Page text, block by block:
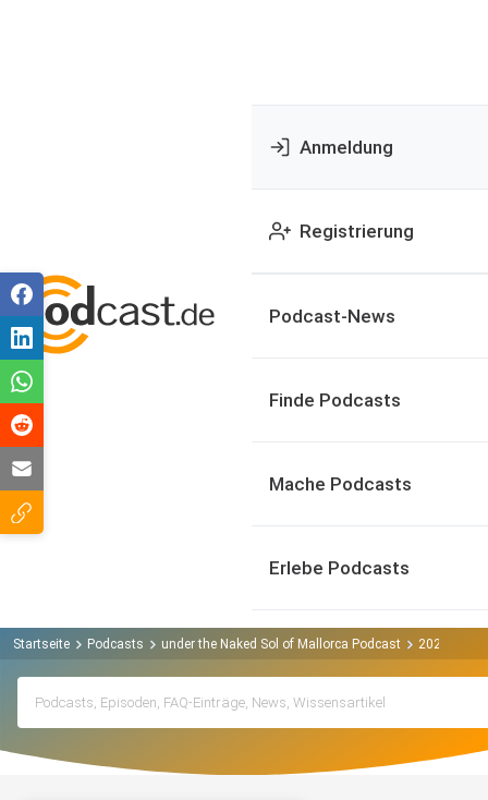
Anmeldung
Registrierung
Podcast-News
Finde Podcasts
Mache Podcasts
Erlebe Podcasts
Startseite Podcasts under the Naked Sol of Mallorca Podcast 2024